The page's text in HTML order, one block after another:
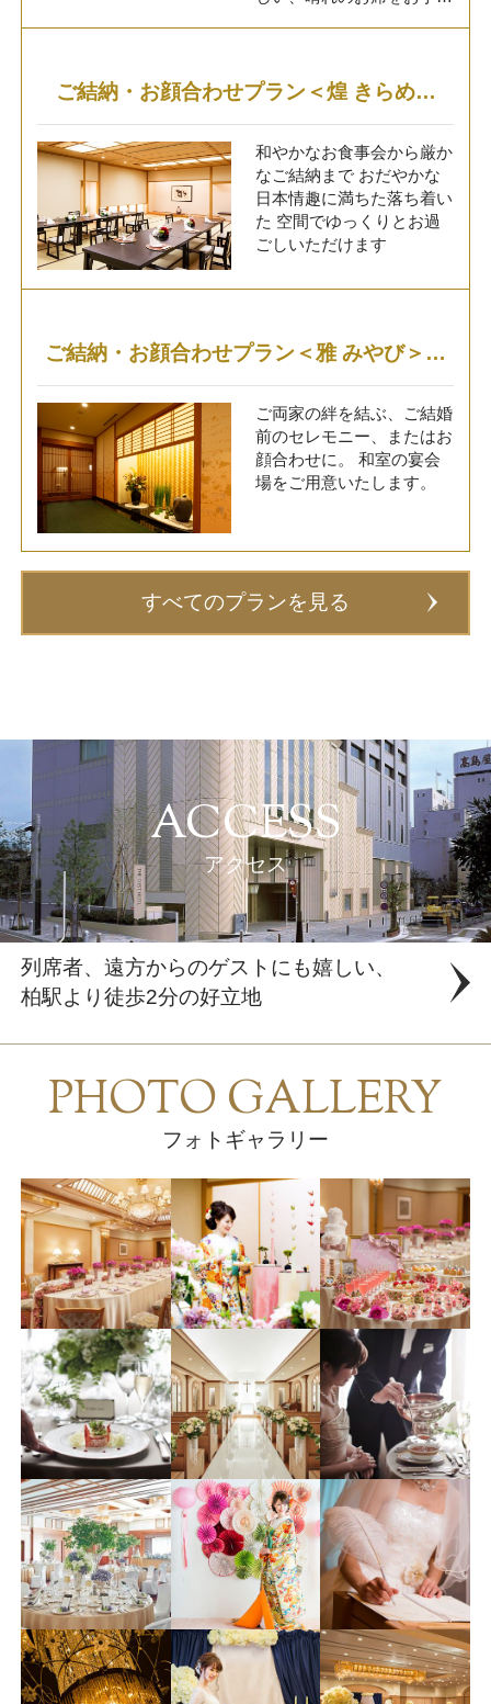
◆洋装ロケーションプラ
ン 143,000(消費税込)
の洋装フォトプラン ◆和
装ロケーションプラン
176,000(消費税込) 着
物が映える日本庭園での和
装フォトプラン ◆和洋
装2スタイルプラン
297,000(消費税込) ロ
ケーションとザ・クレスト
2スタイルプラン ＜プラ
裳 ■撮影データー ■撮
土日祝日での撮影の場合
は、追加33,000円(消費税
込)にて承ります。 【お問
合せ】 ザ・クレストホ
テル柏 営業課 04-7146-
ご結納・お顔合わせプラン＜煌 きらめき
＞
和やかなお食事会から厳か
なご結納まで おだやかな
日本情趣に満ちた落ち着い
た 空間でゆっくりとお過
ごしいただけます
ご結納・お顔合わせプラン＜雅 みやび＞
ご両家の絆を結ぶ、ご結婚
前のセレモニー、またはお
顔合わせに。 和室の宴会
場をご用意いたします。
すべてのプランを見る
ACCESS
アクセス
列席者、遠方からのゲストにも嬉しい、
柏駅より徒歩2分の好立地
PHOTO GALLERY
フォトギャラリー